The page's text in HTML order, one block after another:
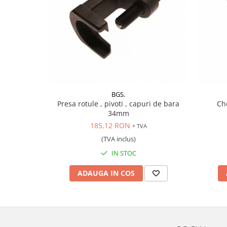
Scule pentru mecanica
Adaptoare, prelungitoare, reductii
si articulatii cardanice
Antrenor articulat si culisant
Ciocan, levier, dalti si dornuri
Prese si extractoare
BGS.
Presa rotule , pivoti , capuri de bara
34mm
185,12 RON + TVA
(TVA inclus)
IN STOC
ADAUGA IN COS